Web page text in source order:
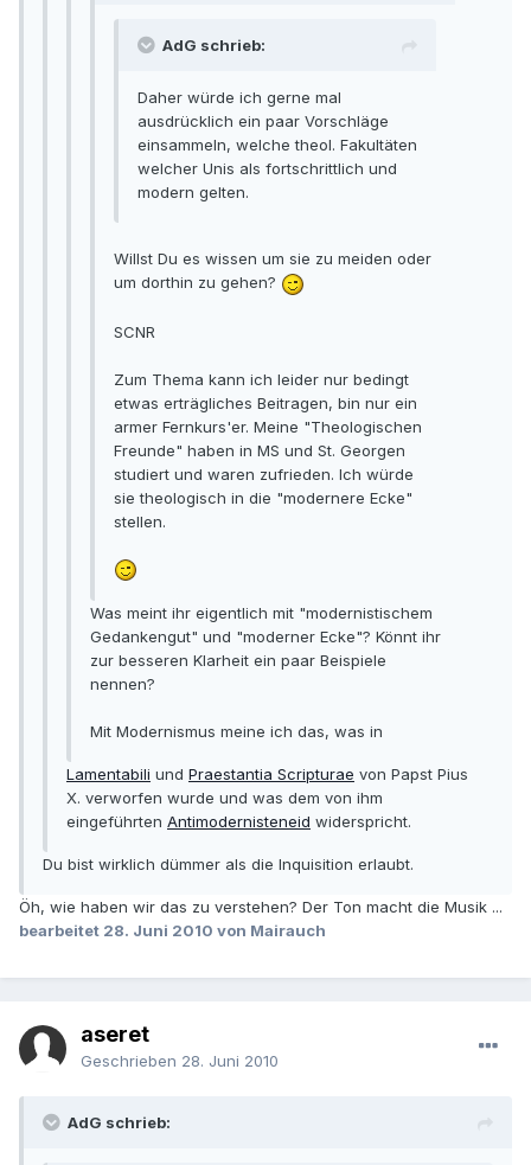
AdG schrieb:
Daher würde ich gerne mal
ausdrücklich ein paar Vorschläge
einsammeln, welche theol. Fakultäten
welcher Unis als fortschrittlich und
modern gelten.
Willst Du es wissen um sie zu meiden oder
um dorthin zu gehen?
SCNR
Zum Thema kann ich leider nur bedingt
etwas erträgliches Beitragen, bin nur ein
armer Fernkurs'er. Meine "Theologischen
Freunde" haben in MS und St. Georgen
studiert und waren zufrieden. Ich würde
sie theologisch in die "modernere Ecke"
stellen.
Was meint ihr eigentlich mit "modernistischem
Gedankengut" und "moderner Ecke"? Könnt ihr
zur besseren Klarheit ein paar Beispiele
nennen?
Mit Modernismus meine ich das, was in
Lamentabili und Praestantia Scripturae von Papst Pius
X. verworfen wurde und was dem von ihm
eingeführten Antimodernisteneid widerspricht.
Du bist wirklich dümmer als die Inquisition erlaubt.
Öh, wie haben wir das zu verstehen? Der Ton macht die Musik ...
bearbeitet 28. Juni 2010 von Mairauch
aseret
Geschrieben 28. Juni 2010
AdG schrieb: